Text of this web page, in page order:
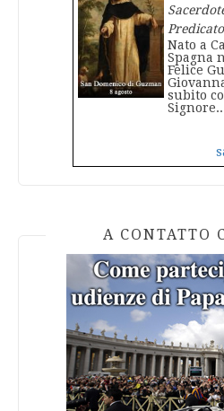
Nato a
Spagna
Felice
subito
A CONTATTO